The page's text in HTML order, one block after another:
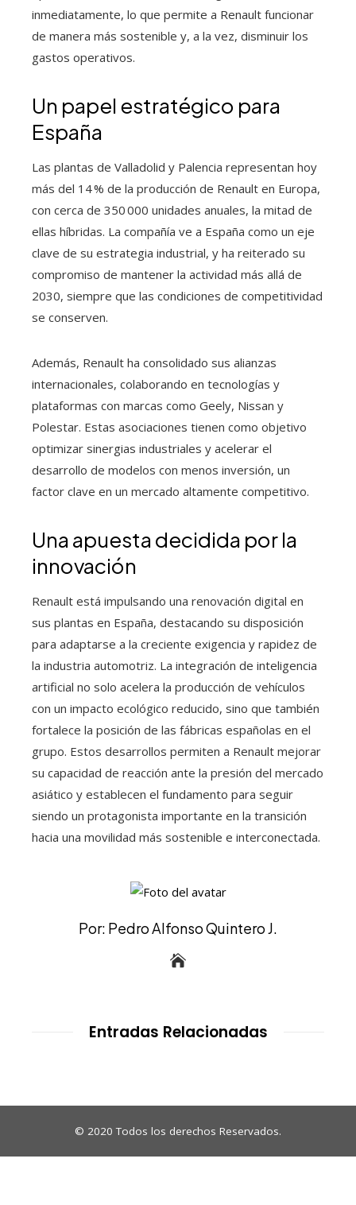
inmediatamente, lo que permite a Renault funcionar
de manera más sostenible y, a la vez, disminuir los
gastos operativos.
Un papel estratégico para
España
Las plantas de Valladolid y Palencia representan hoy
más del 14 % de la producción de Renault en Europa,
con cerca de 350 000 unidades anuales, la mitad de
ellas híbridas. La compañía ve a España como un eje
clave de su estrategia industrial, y ha reiterado su
compromiso de mantener la actividad más allá de
2030, siempre que las condiciones de competitividad
se conserven.
Además, Renault ha consolidado sus alianzas
internacionales, colaborando en tecnologías y
plataformas con marcas como Geely, Nissan y
Polestar. Estas asociaciones tienen como objetivo
optimizar sinergias industriales y acelerar el
desarrollo de modelos con menos inversión, un
factor clave en un mercado altamente competitivo.
Una apuesta decidida por la
innovación
Renault está impulsando una renovación digital en
sus plantas en España, destacando su disposición
para adaptarse a la creciente exigencia y rapidez de
la industria automotriz. La integración de inteligencia
artificial no solo acelera la producción de vehículos
con un impacto ecológico reducido, sino que también
fortalece la posición de las fábricas españolas en el
grupo. Estos desarrollos permiten a Renault mejorar
su capacidad de reacción ante la presión del mercado
asiático y establecen el fundamento para seguir
siendo un protagonista importante en la transición
hacia una movilidad más sostenible e interconectada.
Por: Pedro Alfonso Quintero J.
Entradas Relacionadas
© 2020 Todos los derechos Reservados.